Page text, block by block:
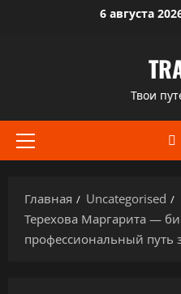
6 августа
Твои
Основное
Главная
Uncategorised
Терехова Маргарита —
профессиональный путь